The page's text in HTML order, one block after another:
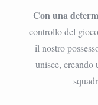
Con una
controllo del
il nostro
unisce, creando